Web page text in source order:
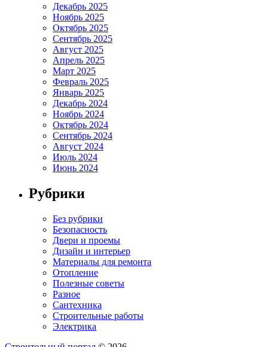
Декабрь 2025
Ноябрь 2025
Октябрь 2025
Сентябрь 2025
Август 2025
Апрель 2025
Март 2025
Февраль 2025
Январь 2025
Декабрь 2024
Ноябрь 2024
Октябрь 2024
Сентябрь 2024
Август 2024
Июль 2024
Июнь 2024
Рубрики
Без рубрики
Безопасность
Двери и проемы
Дизайн и интерьер
Материалы для ремонта
Отопление
Полезные советы
Разное
Сантехника
Строительные работы
Электрика